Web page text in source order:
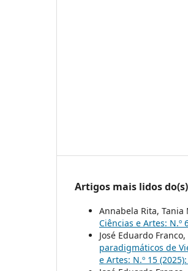
Artigos mais lidos
Annabela Rita, Tania
Ciências e Artes: N.º
José Eduardo
paradigmáticos de
e Artes: N.º 15